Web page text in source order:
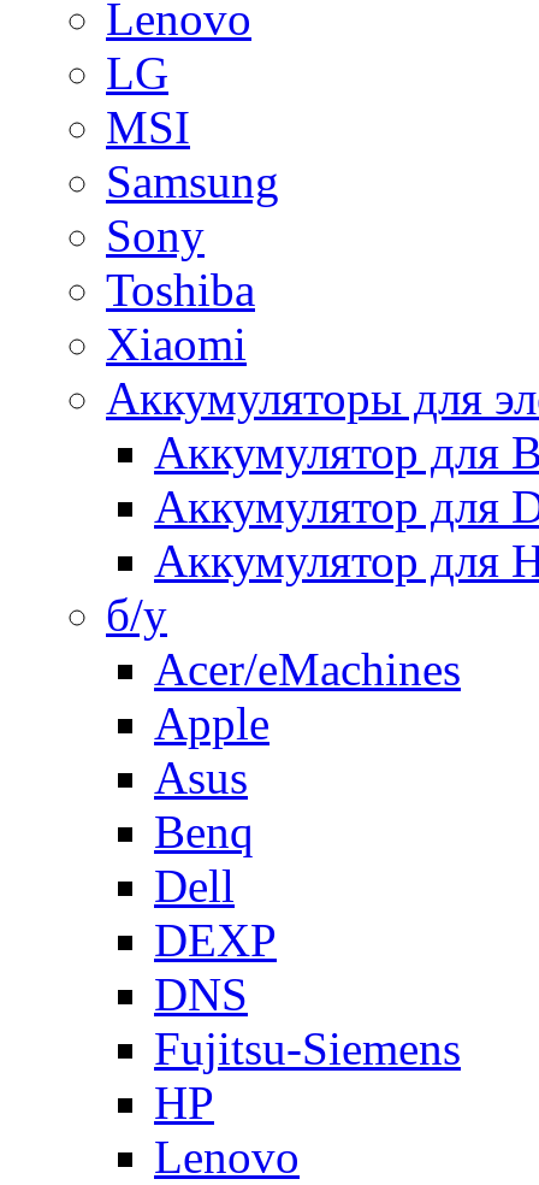
Lenovo
LG
MSI
Samsung
Sony
Toshiba
Xiaomi
Аккумуляторы для
Аккумулятор для
Аккумулятор для
Аккумулятор для
б/у
Acer/eMachines
Apple
Asus
Benq
Dell
DEXP
DNS
Fujitsu-Siemens
HP
Lenovo